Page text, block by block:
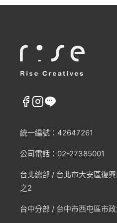
統一編號：42647261
公司電話：02-27385001
台北總部 / 台北市大安區復
之2
台中分部 / 台中市西屯區市